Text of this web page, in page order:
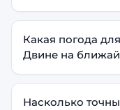
Какая погода
Двине на
Насколько